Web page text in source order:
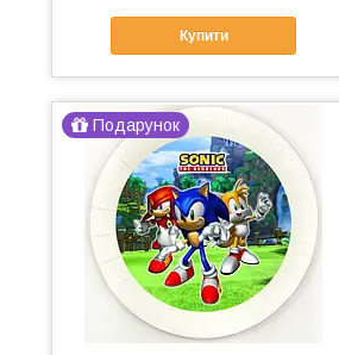
Купити
Подарунок